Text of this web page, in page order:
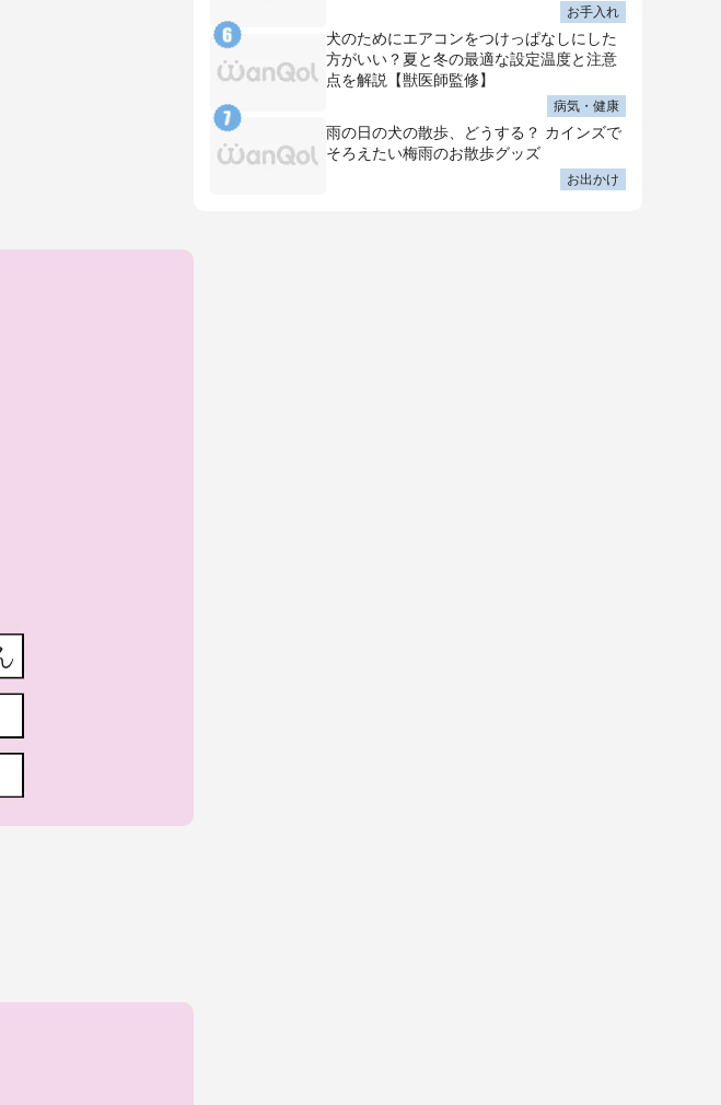
お手入れ
犬のためにエアコンをつけっぱなしにした
方がいい？夏と冬の最適な設定温度と注意
点を解説【獣医師監修】
病気・健康
雨の日の犬の散歩、どうする？ カインズで
そろえたい梅雨のお散歩グッズ
お出かけ